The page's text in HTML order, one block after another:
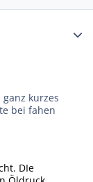
kurzes
bei fahen
DIe